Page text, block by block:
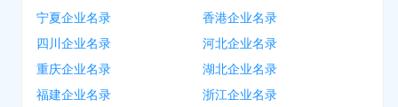
宁夏企业名录
香港企业名录
四川企业名录
河北企业名录
重庆企业名录
湖北企业名录
福建企业名录
浙江企业名录